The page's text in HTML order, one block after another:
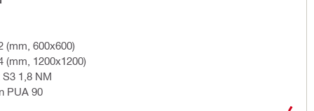
(mm, 600x600)
(mm, 1200x1200)
1,8 NM
PUA 90